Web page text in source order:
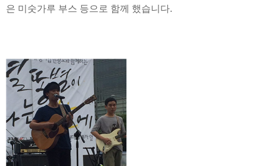
은 미숫가루 부스 등으로 함께 했습니다.